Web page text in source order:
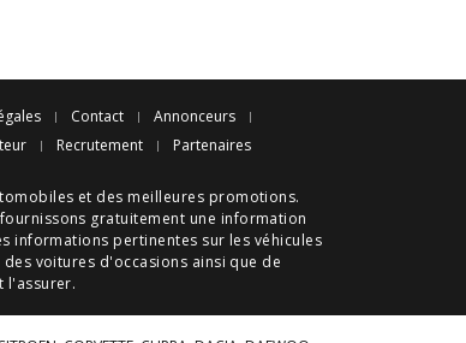
Contact
Annonceurs
Recrutement Partenaires
et des meilleures promotions.
gratuitement une information
informations pertinentes sur les véhicules
des voitures d'occasions ainsi que de
l'assurer.